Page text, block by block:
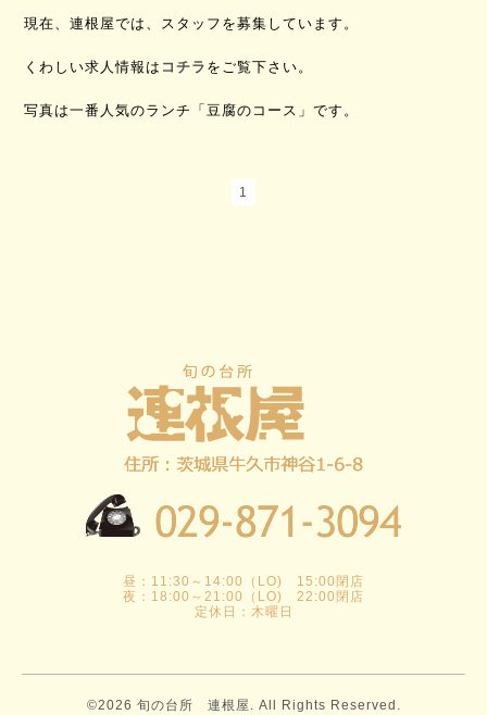
現在、連根屋では、スタッフを募集しています。
くわしい求人情報は コチラ をご覧下さい。
写真は一番人気のランチ「豆腐のコース」です。
1
昼：11:30～14:00（LO) 15:00閉店
夜：18:00～21:00（LO) 22:00閉店
定休日：木曜日
©2026 旬の台所 連根屋 . All Rights Reserved.